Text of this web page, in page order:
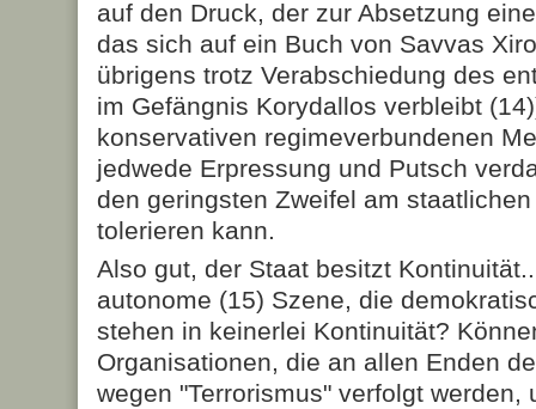
auf den Druck, der zur Absetzung
das sich auf ein Buch von Savvas
übrigens trotz Verabschiedung des
im Gefängnis Korydallos verbleibt
konservativen regimeverbundenen
jedwede Erpressung und Putsch
den ge­ringsten Zweifel am
tolerieren kann.
Also gut, der Staat besitzt
autonome (15) Szene, die
stehen in keinerlei Kontinuität?
Organisa­tio­nen, die an allen Enden
wegen "Terrorismus" verfolgt werden,